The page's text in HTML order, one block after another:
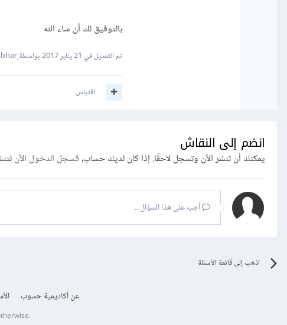
بالتوفيق لك أن شاء الله
تم التعديل في 21 يناير 2017 بواسطة ِِabhar
اقتباس
انضم إلى النقاش
يمكنك أن تنشر الآن وتسجل لاحقًا. إذا كان لديك حساب،فسجل الدخول الآن
أجب على هذا السؤال...
اذهب إلى قائمة الأسئلة
عن أكاديمية حسوب